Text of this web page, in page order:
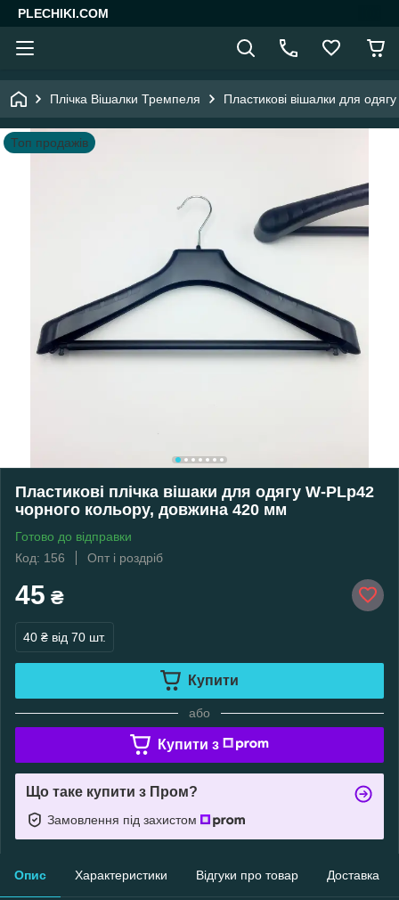
PLECHIKI.COM
Плічка Вішалки Тремпеля Пластикові вішалки для одягу
Топ продажів
Пластикові плічка вішаки для одягу W-PLp42
чорного кольору, довжина 420 мм
Готово до відправки
Код: 156
Опт і роздріб
45 ₴
40 ₴ від 70 шт.
Купити
або
Купити з
Що таке купити з Пром?
Замовлення під захистом
Опис Характеристики Відгуки про товар Доставка